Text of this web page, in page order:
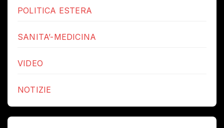
POLITICA ESTERA
SANITA’-MEDICINA
VIDEO
NOTIZIE